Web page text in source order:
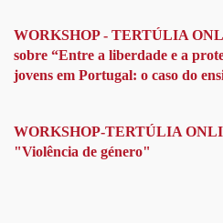
"Protecção
de
Menores"
WORKSHOP - TERTÚLIA
sobre “Entre a liberdade e a
jovens em Portugal: o caso do
WORKSHOP-TERTÚLIA
"Violência de género"